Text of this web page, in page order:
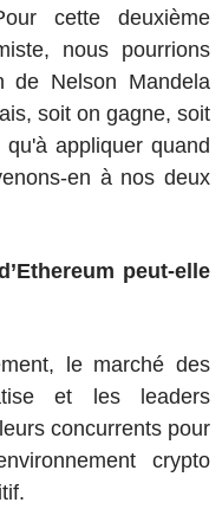
cette deuxième
nous pourrions
de Nelson Mandela
soit on gagne, soit
appliquer quand
en à nos deux
peut-elle
le marché des
et les leaders
concurrents pour
crypto